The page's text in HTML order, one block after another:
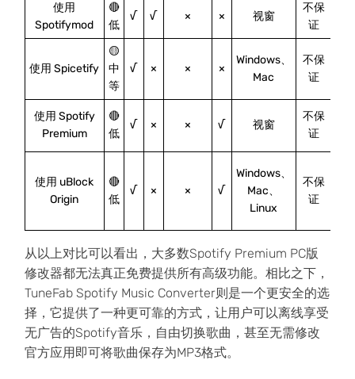
使用
Spotifymod
🔴
低
√ √ × × 视窗
不保
证
使用 Spicetify
🟡
中
等
√ × × ×
Windows、
Mac
不保
证
使用 Spotify
Premium
🔴
低
√ × × √ 视窗
不保
证
使用 uBlock
Origin
🔴
低
√ × × √
Windows、
Mac、
Linux
不保
证
从以上对比可以看出，大多数Spotify Premium PC版
修改器都无法真正免费提供所有高级功能。相比之下，
TuneFab Spotify Music Converter则是一个更安全的选
择，它提供了一种更可靠的方式，让用户可以离线享受
无广告的Spotify音乐，自由切换歌曲，甚至无需修改
官方应用即可将歌曲保存为MP3格式。